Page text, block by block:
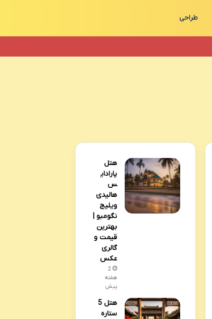
طراحی
هتل
پارادای
س
هالیدی
ویلیج
نگومبو |
بهترین
قیمت و
گالری
عکس
2
هفته
پیش
هتل 5
ستاره